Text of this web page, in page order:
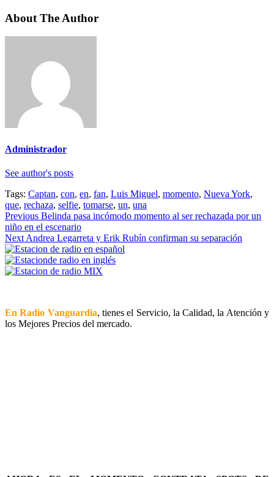
About The Author
Administrador
See author's posts
Tags: Captan, con, en, fan, Luis Miguel, momento, Nueva York,
que, rechaza, selfie, tomarse, un, una
Continue
Reading
Previous Belinda pasa incómodo momento al ser rechazada por un
niño en el escenario
Next Andrea Legarreta y Erik Rubín confirman su separación
En Radio Vanguardia, tienes el Servicio, la Calidad, la Atención y
los Mejores Precios del mercado.